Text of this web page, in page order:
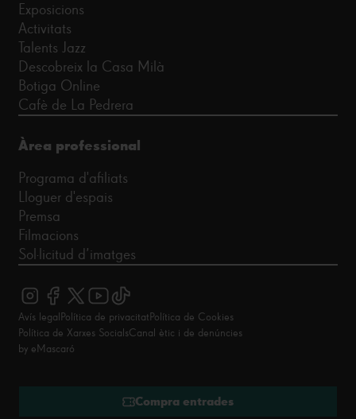
Compra entrades
Exposicions
Activitats
Talents Jazz
Descobreix la Casa Milà
Botiga Online
Cafè de La Pedrera
Àrea professional
Programa d'afiliats
Lloguer d'espais
Premsa
Filmacions
Sol·licitud d’imatges
Avís legalPolítica de privacitatPolítica de Cookies
Política de Xarxes SocialsCanal ètic i de denúncies
by eMascaró